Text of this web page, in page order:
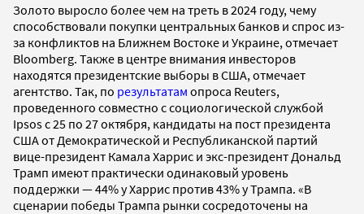
Золото выросло более чем на треть в 2024 году, чему
способствовали покупки центральных банков и спрос из-
за конфликтов на Ближнем Востоке и Украине, отмечает
Bloomberg. Также в центре внимания инвесторов
находятся президентские выборы в США, отмечает
агентство. Так, по результатам опроса Reuters,
проведенного совместно с социологической службой
Ipsos с 25 по 27 октября, кандидаты на пост президента
США от Демократической и Республиканской партий
вице-президент Камала Харрис и экс-президент Дональд
Трамп имеют практически одинаковый уровень
поддержки — 44% у Харрис против 43% у Трампа. «В
сценарии победы Трампа рынки сосредоточены на